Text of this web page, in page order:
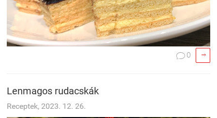
 0 
Lenmagos rudacskák
Receptek, 2023. 12. 26.